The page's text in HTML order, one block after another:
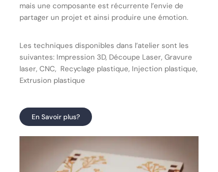
mais une composante est récurrente l’envie de
partager un projet et ainsi produire une émotion.
Les techniques disponibles dans l’atelier sont les
suivantes: Impression 3D, Découpe Laser, Gravure
laser, CNC, Recyclage plastique, Injection plastique,
Extrusion plastique
En Savoir plus?